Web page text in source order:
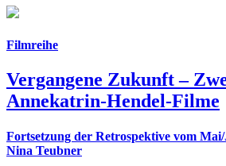
Filmreihe
Vergangene Zukunft –
Annekatrin-Hendel-Filme
Fortsetzung der Retrospektive vom
Nina Teubner